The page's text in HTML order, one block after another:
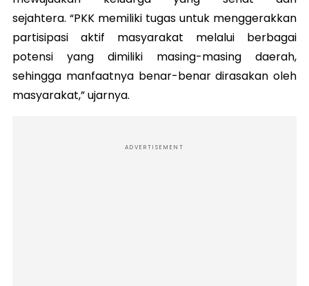
sejahtera. “PKK memiliki tugas untuk menggerakkan
partisipasi aktif masyarakat melalui berbagai
potensi yang dimiliki masing-masing daerah,
sehingga manfaatnya benar-benar dirasakan oleh
masyarakat,” ujarnya.
ADVERTISEMENT